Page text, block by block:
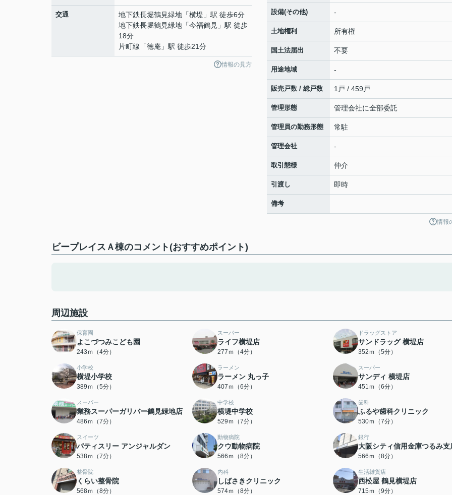
交通 地下鉄長堀鶴見緑地 「横堤 」駅 徒歩6分
地下鉄長堀鶴見緑地 「今福鶴見 」駅 徒歩
18分
片町線 「徳庵 」駅 徒歩21分
情報の見方
設備(その他) -
土地権利 所有権
国土法届出 不要
用途地域 -
販売戸数 / 総戸数 1戸 / 459戸
管理形態 管理会社に全部委託
管理員の勤務形態 常駐
管理会社 -
取引態様 仲介
引渡し 即時
備考
情報
ビープレイスＡ棟のコメント(おすすめポイント)
周辺施設
保育園
よこづつみこども園
243ｍ（4分）
スーパー
ライフ横堤店
277ｍ（4分）
ドラッグストア
サンドラッグ 横堤店
352ｍ（5分）
小学校
横堤小学校
389ｍ（5分）
ラーメン
ラーメン 丸っ子
407ｍ（6分）
スーパー
サンディ 横堤店
451ｍ（6分）
スーパー
業務スーパーガリバー鶴見緑地店
486ｍ（7分）
中学校
横堤中学校
529ｍ（7分）
歯科
ふるや歯科クリニック
530ｍ（7分）
スイーツ
パティスリー アンジャルダン
538ｍ（7分）
動物病院
クウ動物病院
566ｍ（8分）
銀行
大阪シティ信用金庫つるみ支
566ｍ（8分）
整骨院
くらい整骨院
568ｍ（8分）
内科
しばさきクリニック
574ｍ（8分）
生活雑貨店
西松屋 鶴見横堤店
715ｍ（9分）